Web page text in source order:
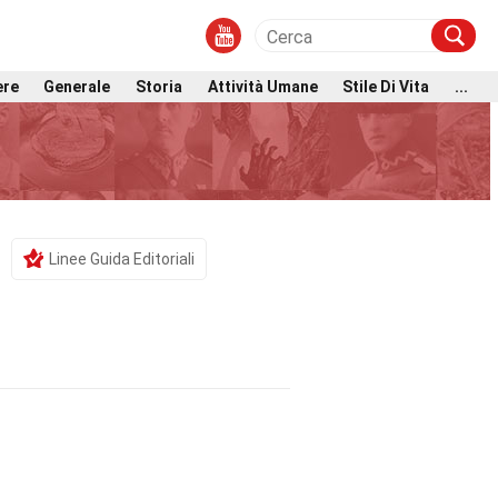
Generale Storia Attività Umane Stile Di Vita ...
Linee Guida Editoriali